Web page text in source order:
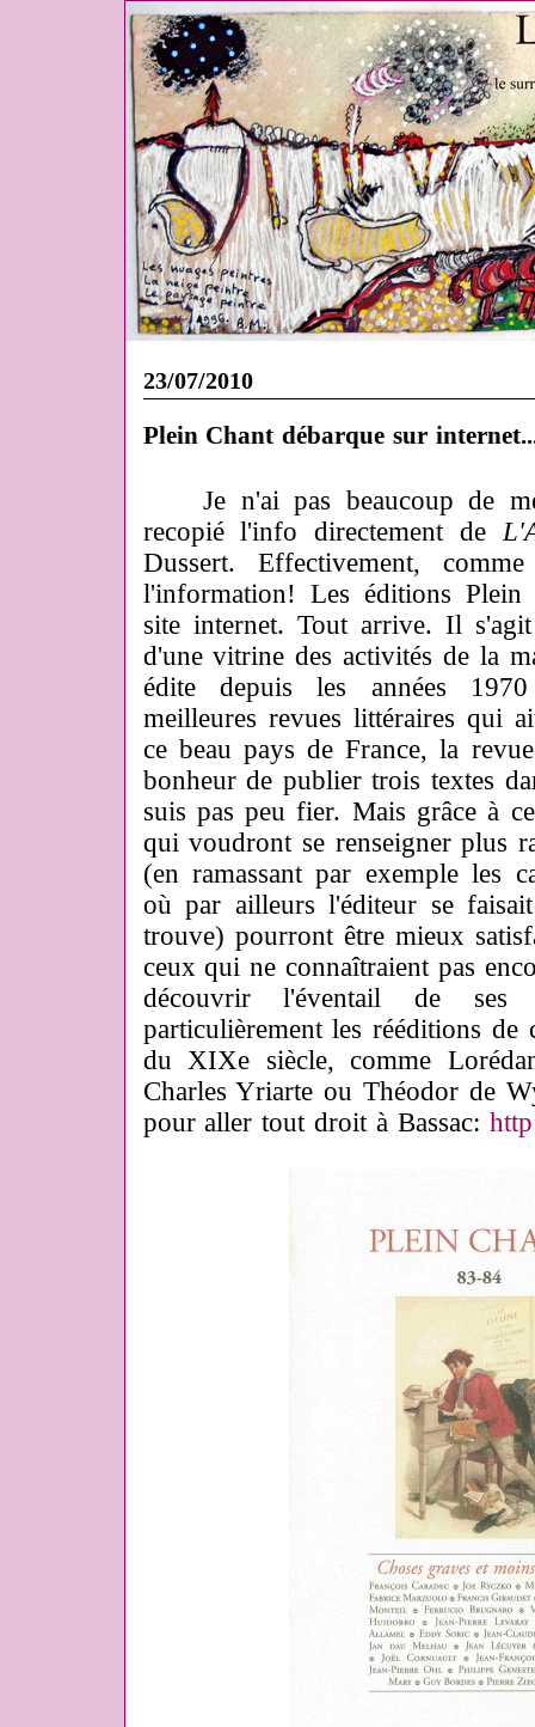
23/07/2010
Plein Chant débarque sur
Je n'ai pas beaucoup de
recopié l'info directement de
Dussert. Effectivement,
l'information! Les éditions
site internet. Tout arrive. Il
d'une vitrine des activités de la
édite depuis les années
meilleures revues littéraires qui
ce beau pays de France, la
bonheur de publier trois textes
suis pas peu fier. Mais grâce à
qui voudront se renseigner plus
(en ramassant par exemple les
où par ailleurs l'éditeur se
trouve) pourront être mieux
ceux qui ne connaîtraient pas
découvrir l'éventail de
particulièrement les rééditions
du XIXe siècle, comme
Charles Yriarte ou Théodor de
pour aller tout droit à Bassac: